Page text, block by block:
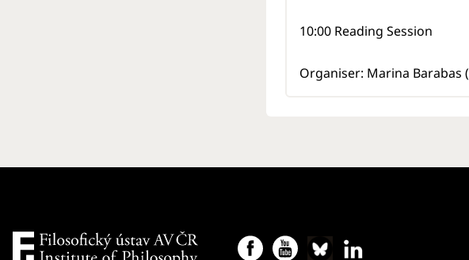
10:00 Reading Session
Organiser: Marina Barabas (